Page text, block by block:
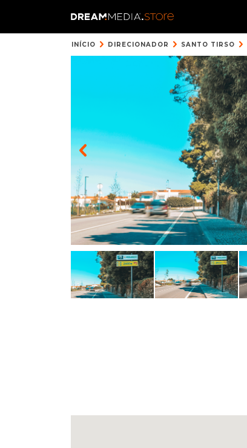
INÍCIO DIRECIONADOR SANTO TIRSO